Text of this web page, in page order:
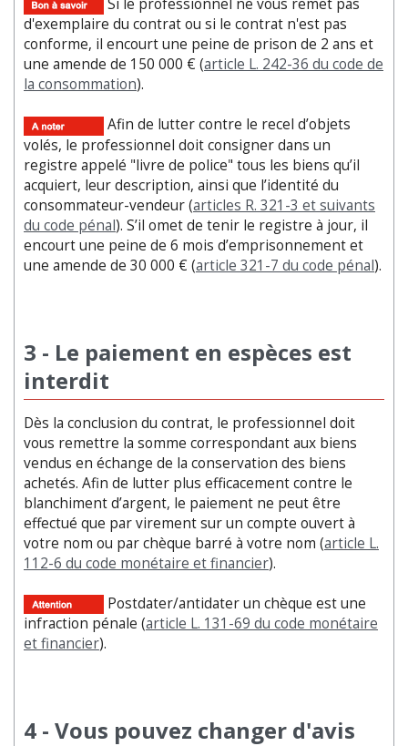
Si le professionnel ne vous remet pas
d'exemplaire du contrat ou si le contrat n'est pas
conforme, il encourt une peine de prison de 2 ans et
une amende de 150 000 € (article L. 242-36 du code de
la consommation).
Afin de lutter contre le recel d’objets
volés, le professionnel doit consigner dans un
registre appelé "livre de police" tous les biens qu’il
acquiert, leur description, ainsi que l’identité du
consommateur-vendeur (articles R. 321-3 et suivants
du code pénal). S’il omet de tenir le registre à jour, il
encourt une peine de 6 mois d’emprisonnement et
une amende de 30 000 € (article 321-7 du code pénal).
3 - Le paiement en espèces est
interdit
Dès la conclusion du contrat, le professionnel doit
vous remettre la somme correspondant aux biens
vendus en échange de la conservation des biens
achetés. Afin de lutter plus efficacement contre le
blanchiment d’argent, le paiement ne peut être
effectué que par virement sur un compte ouvert à
votre nom ou par chèque barré à votre nom (article L.
112-6 du code monétaire et financier).
Postdater/antidater un chèque est une
infraction pénale (article L. 131-69 du code monétaire
et financier).
4 - Vous pouvez changer d'avis